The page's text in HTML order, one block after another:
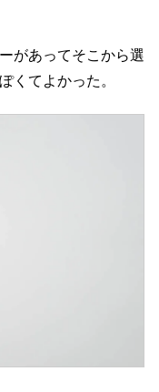
があってそこから選
くてよかった。